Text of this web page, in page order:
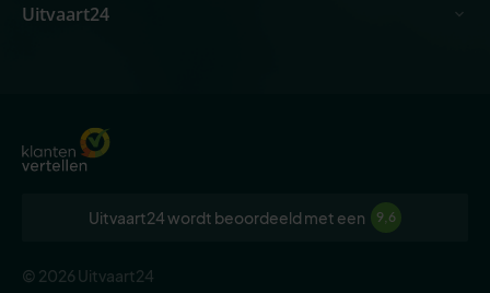
Uitvaart24
Uitvaart24 wordt beoordeeld met een 9,6
© 2026 Uitvaart24